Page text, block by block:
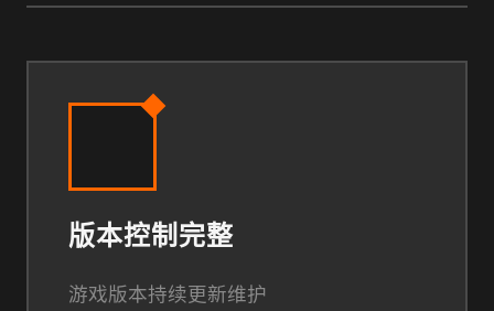
版本控制完整
游戏版本持续更新维护